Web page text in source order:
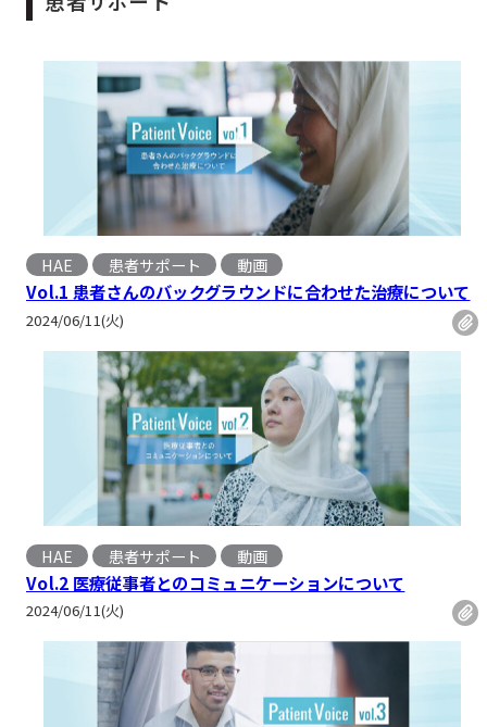
HAE 患者サポート
, 動画
Vol.1 患者さんのバックグラウンドに合わせた治療について
2024/06/11(火)
HAE 患者サポート
, 動画
Vol.2 医療従事者とのコミュニケーションについて
2024/06/11(火)